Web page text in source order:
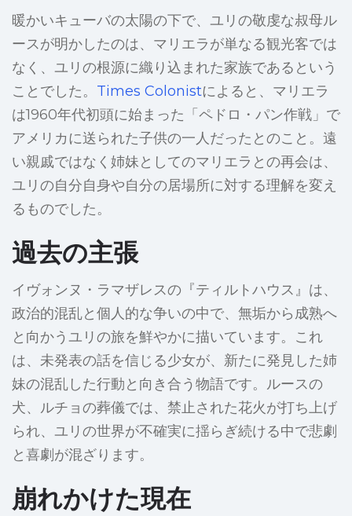
暖かいキューバの太陽の下で、ユリの敬虔な叔母ル
ースが明かしたのは、マリエラが単なる観光客では
なく、ユリの根源に織り込まれた家族であるという
ことでした。 Times Colonistによると、マリエラ
は1960年代初頭に始まった「ペドロ・パン作戦」で
アメリカに送られた子供の一人だったとのこと。遠
い親戚ではなく姉妹としてのマリエラとの再会は、
ユリの自分自身や自分の居場所に対する理解を変え
るものでした。
過去の主張
イヴォンヌ・ラマザレスの『ティルトハウス』は、
政治的混乱と個人的な争いの中で、無垢から成熟へ
と向かうユリの旅を鮮やかに描いています。これ
は、未発表の話を信じる少女が、新たに発見した姉
妹の混乱した行動と向き合う物語です。ルースの
犬、ルチョの葬儀では、禁止された花火が打ち上げ
られ、ユリの世界が不確実に揺らぎ続ける中で悲劇
と喜劇が混ざります。
崩れかけた現在